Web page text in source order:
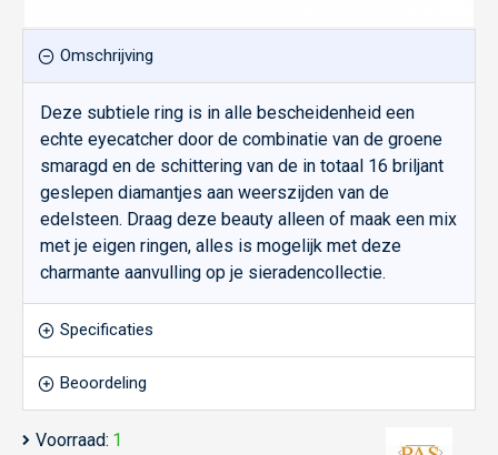
Omschrijving
Deze subtiele ring is in alle bescheidenheid een
echte eyecatcher door de combinatie van de groene
smaragd en de schittering van de in totaal 16 briljant
geslepen diamantjes aan weerszijden van de
edelsteen. Draag deze beauty alleen of maak een mix
met je eigen ringen, alles is mogelijk met deze
charmante aanvulling op je sieradencollectie.
Specificaties
Beoordeling
Voorraad: 1